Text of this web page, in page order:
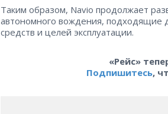
Таким образом, Navio продолжает
автономного вождения, подходящие
средств и целей эксплуатации.
«Рейс»
Подпишитесь,